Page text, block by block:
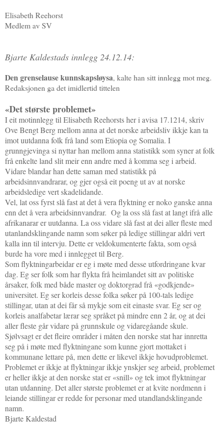
Elisabeth Reehorst
Medlem av SV
Bjarte Kaldestads innlegg 24.12.14:
Den grenselause kunnskapsløysa, kalte han sitt innlegg mot meg.
Redaksjonen ga det imidlertid tittelen
«Det største problemet»
I eit motinnlegg til Elisabeth Reehorsts her i avisa 17.1214, skriv
Ove Bengt Berg mellom anna at det norske arbeidsliv ikkje kan ta
imot uutdanna folk frå land som Etiopia og Somalia. I
grunngjevinga si nyttar han mellom anna statistikk som syner at folk
frå enkelte land slit meir enn andre med å komma seg i arbeid.
Vidare blandar han dette saman med statistikk på
arbeidsinnvandrarar, og gjer også eit poeng ut av at norske
arbeidsledige vert skadelidande.
Vel, lat oss fyrst slå fast at det å vera flyktning er noko ganske anna
enn det å vera arbeidsinnvandrar. Og la oss slå fast at langt ifrå alle
afrikanarar er uutdanna. La oss vidare slå fast at dei aller fleste med
utanlandsklingande namn som søker på ledige stillingar aldri vert
kalla inn til intervju. Dette er veldokumenterte fakta, som også
burde ha vore med i innlegget til Berg.
Som flyktningarbeidar er eg i møte med desse utfordringane kvar
dag. Eg ser folk som har flykta frå heimlandet sitt av politiske
årsaker, folk med både master og doktorgrad frå «godkjende»
universitet. Eg ser korleis desse folka søker på 100-tals ledige
stillingar, utan at dei får så mykje som eit einaste svar. Eg ser og
korleis analfabetar lærar seg språket på mindre enn 2 år, og at dei
aller fleste går vidare på grunnskule og vidaregåande skule.
Sjølvsagt er det fleire områder i måten den norske stat har innretta
seg på i møte med flyktningane som kunne gjort mottaket i
kommunane lettare på, men dette er likevel ikkje hovudproblemet.
Problemet er ikkje at flyktningar ikkje ynskjer seg arbeid, problemet
er heller ikkje at den norske stat er «snill» og tek imot flyktningar
utan utdanning. Det aller største problemet er at kvite nordmenn i
leiande stillingar er redde for personar med utandlandsklingande
namn.
Bjarte Kaldestad